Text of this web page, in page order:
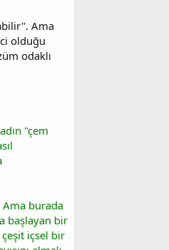
Ama
olduğu
odaklı
"çem
Ama burada
başlayan bir
çeşit içsel bir